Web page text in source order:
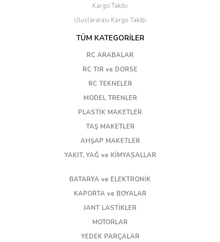
Kargo Takibi
Uluslararası Kargo Takibi
TÜM KATEGORİLER
RC ARABALAR
RC TIR ve DORSE
RC TEKNELER
MODEL TRENLER
PLASTİK MAKETLER
TAŞ MAKETLER
AHŞAP MAKETLER
YAKIT, YAĞ ve KİMYASALLAR
BATARYA ve ELEKTRONİK
KAPORTA ve BOYALAR
JANT LASTİKLER
MOTORLAR
YEDEK PARÇALAR